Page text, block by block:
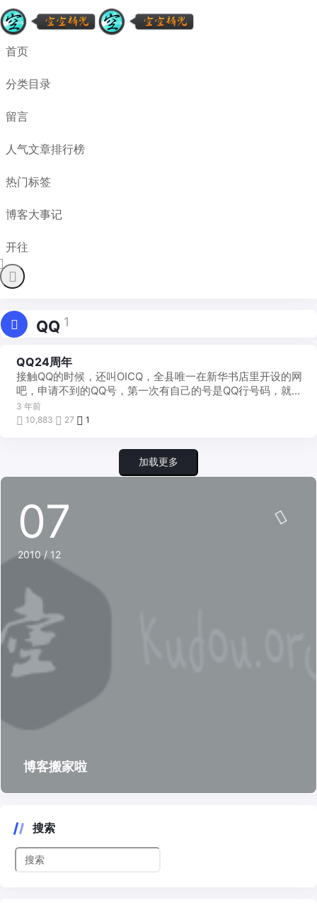
首页
分类目录
留言
人气文章排行榜
热门标签
博客大事记
开往
QQ 1
啰
里
吧
嗦
QQ24周年
接触QQ的时候，还叫OICQ，全县唯一在新华书店里开设的网
吧，申请不到的QQ号，第一次有自己的号是QQ行号码，就是
用固话拨打168还是啥号码，从话费扣钱得到的 ...
3 年前
10,883
27 1
加载更多
博客搬家啦
07
2010 / 12
搜索